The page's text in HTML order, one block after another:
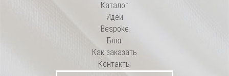
Каталог
Идеи
Bespoke
Блог
Как заказать
Контакты